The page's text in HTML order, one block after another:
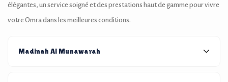
élégantes, un service soigné et des prestations haut de gamme pour vivre
votre Omra dans les meilleures conditions.
Madinah Al Munawarah